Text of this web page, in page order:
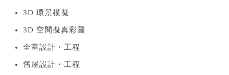
3D 環景模擬
3D 空間擬真彩圖
全室設計・工程
舊屋設計・工程